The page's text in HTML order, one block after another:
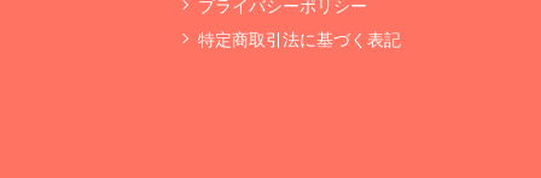
プライバシーポリシー
特定商取引法に基づく表記